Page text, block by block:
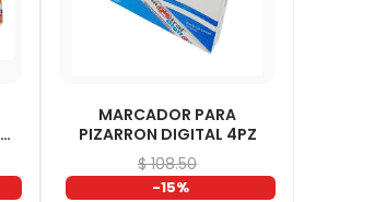
MARCADOR PARA
PIZARRON DIGITAL 4PZ
$ 108.50
-15%